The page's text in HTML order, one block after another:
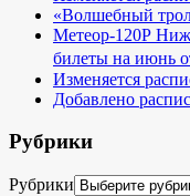
«Волшебный
Метеор-120Р
билеты на июнь
Изменяется
Добавлено
Рубрики
Рубрики